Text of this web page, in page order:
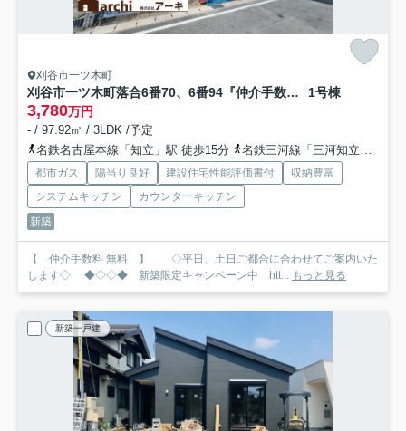
刈谷市一ツ木町
刈谷市一ツ木町落合6番70、6番94『仲介手数料無料』新築一戸建て・建売 1号棟
3,780万円
- / 97.92㎡ / 3LDK /予定
名鉄名古屋本線「知立」駅 徒歩15分
名鉄三河線「三河知立」駅 徒歩34分
都市ガス 陽当り良好 建設住宅性能評価書付
収納豊富
システムキッチン
カウンターキッチン
新築
【 仲介手数料 無料 】 ◇平日、土日ご都合に合わせてご案内いた
します◇ ◆◇◇◆ 新築限定キャンペーン中 htt... もっと見る
新築一戸建